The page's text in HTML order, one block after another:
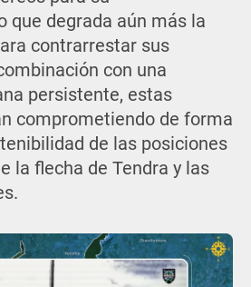
que degrada aún más la
contrarrestar sus
con una
persistente, estas
comprometiendo de forma
de las posiciones
la flecha de Tendra y las